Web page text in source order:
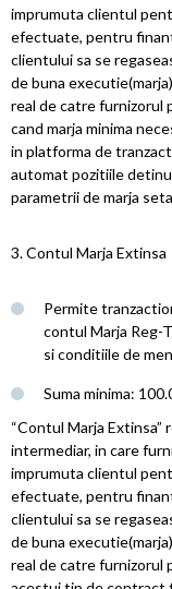
imprumuta clientul
efectuate, pentru
clientului sa se
de buna
real de catre furnizorul
cand marja minima
in platforma de
automat pozitiile
parametrii de marja
3. Contul Marja Extinsa
Permite
contul Marja Reg-
si conditiile de
Suma minima:
“Contul Marja
intermediar, in care
imprumuta clientul
efectuate, pentru
clientului sa se
de buna
real de catre furnizorul